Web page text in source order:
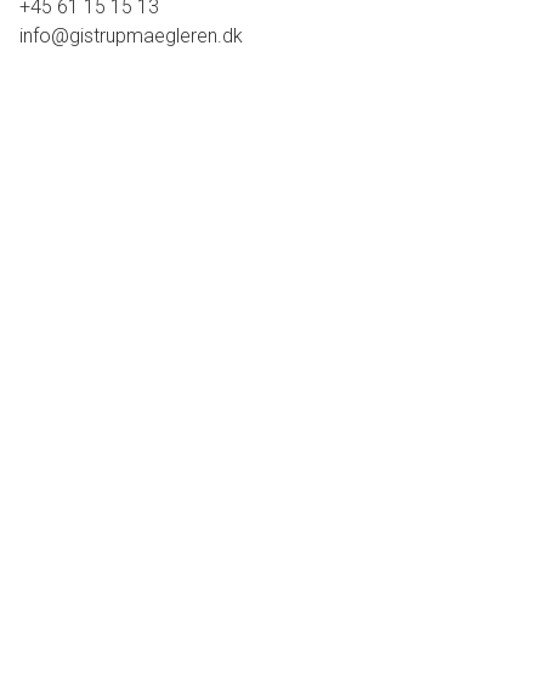
+45 61 15 15 13
info@gistrupmaegleren.dk